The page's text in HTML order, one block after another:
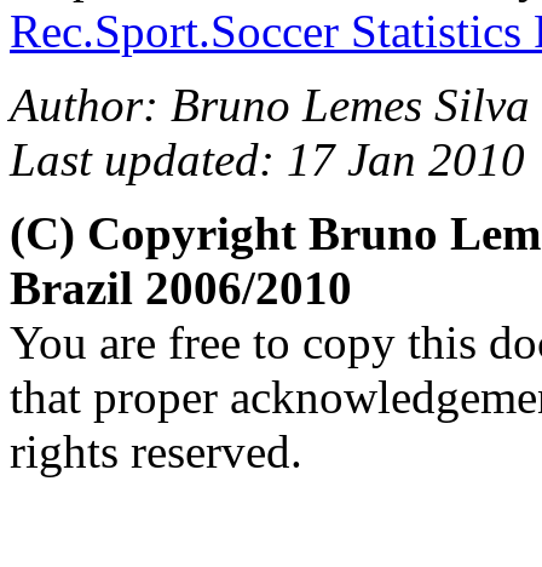
Rec.Sport.Soccer
Author: Bruno Lemes Silva
Last updated: 17 Jan 2010
(C) Copyright Bruno
Brazil 2006/2010
You are free to copy this
that proper
rights reserved.